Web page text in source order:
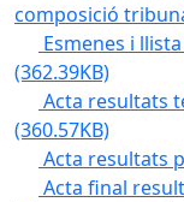
composició
Esmenes i
(362.39KB)
Acta resultats
(360.57KB)
Acta resultats
Acta final